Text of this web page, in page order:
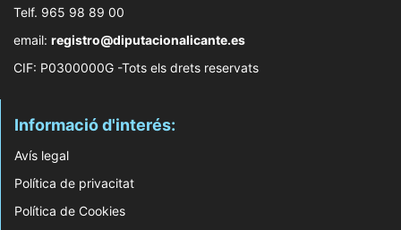
Telf. 965 98 89 00
email: registro@diputacionalicante.es
CIF: P0300000G -Tots els drets reservats
Informació d'interés:
Avís legal
Política de privacitat
Política de Cookies